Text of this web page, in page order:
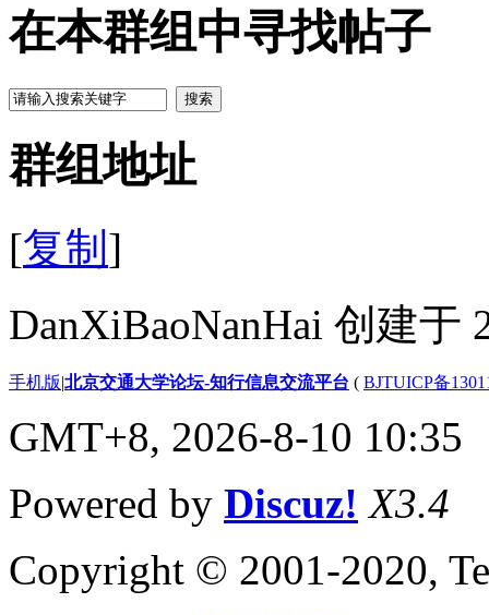
在本群组中寻找帖子
搜索
群组地址
[复制 ]
DanXiBaoNanHai 创建于
手机版|北京交通大学论坛-知行信息交流平台 ( BJTUICP备
GMT+8, 2026-8-10 10:35
Powered by Discuz! X3.4
Copyright © 2001-2020,